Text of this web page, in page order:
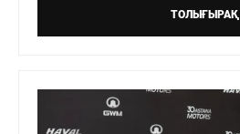
ТОЛЫҒЫРАҚ